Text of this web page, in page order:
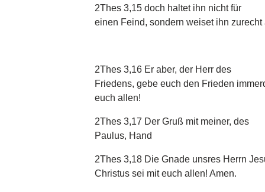
2Thes 3,15 doch haltet ihn nicht für
einen Feind, sondern weiset ihn zurecht
2Thes 3,16 Er aber, der Herr des
Friedens, gebe euch den Frieden
euch allen!
2Thes 3,17 Der Gruß mit meiner, des
Paulus, Hand
2Thes 3,18 Die Gnade unsres Herrn
Christus sei mit euch allen! Amen.